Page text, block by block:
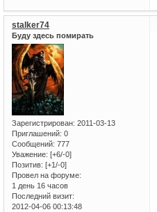
stalker74
Буду здесь помирать
Зарегистрирован: 2011-03-13
Приглашений: 0
Сообщений: 777
Уважение: [+6/-0]
Позитив: [+1/-0]
Провел на форуме:
1 день 16 часов
Последний визит:
2012-04-06 00:13:48